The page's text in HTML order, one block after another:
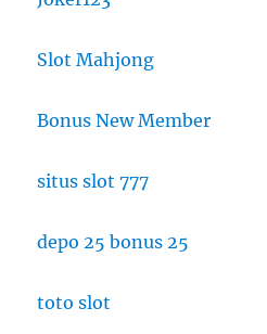
Slot Mahjong
Bonus New Member
situs slot 777
depo 25 bonus 25
toto slot